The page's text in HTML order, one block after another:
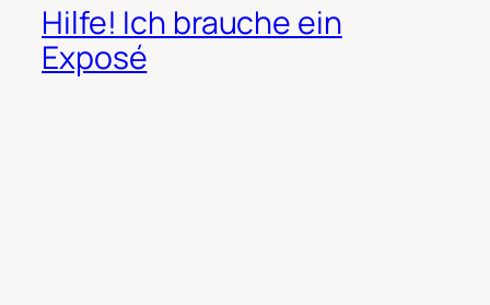
Hilfe! Ich brauche ein
Exposé